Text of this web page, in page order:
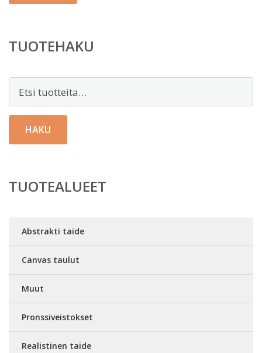
TUOTEHAKU
HAKU
TUOTEALUEET
Abstrakti taide
Canvas taulut
Muut
Pronssiveistokset
Realistinen taide